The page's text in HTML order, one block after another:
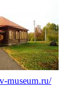
museum.ru/